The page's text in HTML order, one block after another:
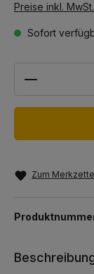
Preise inkl.
Sofort
Zum